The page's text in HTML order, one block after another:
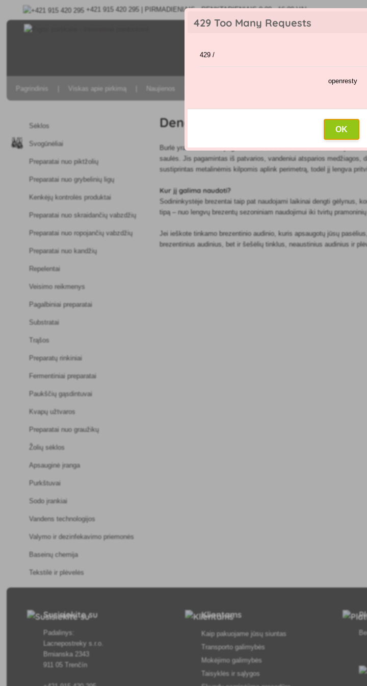
429 Too Many Requests
429 /
openresty
OK
+421 915 420 295 | PIRMADIENIAIS - PENKTADIENIAIS 9:00 - 16:00 VAL
Pagrindinis Viskas apie pirkimą Naujienos
Sėklos
Svogūnėliai
Preparatai nuo piktžolių
Preparatai nuo grybelinių ligų
Kenkėjų kontrolės produktai
Preparatai nuo skraidančių vabzdžių
Preparatai nuo ropojančių vabzdžių
Preparatai nuo kandžių
Repelentai
Veisimo reikmenys
Pagalbiniai preparatai
Substratai
Trąšos
Preparatų rinkiniai
Fermentiniai preparatai
Paukščių gąsdintuvai
Kvapų užtvaros
Preparatai nuo graužikų
Žolių sėklos
Apsauginė įranga
Purkštuvai
Sodo įrankiai
Vandens technologijos
Valymo ir dezinfekavimo priemonės
Baseinų chemija
Tekstilė ir plėvelės
Dengiamasis lapas
Burlė yra universalus pagalbininkas sode ir namuose. Ji naudojama
saulės. Jis pagamintas iš patvarios, vandeniui atsparios
sustiprintas metalinėmis kilpomis aplink perimetrą, todėl jį lengva
Kur jį galima naudoti?
Sodininkystėje brezentai taip pat naudojami laikinai dengti gėlynus,
tipą – nuo lengvų brezentų sezoniniam naudojimui iki tvirtų
Jei ieškote tinkamo brezentinio audinio, kuris apsaugotų jūsų
brezentinius audinius, bet ir šešėlių tinklus, neaustinius audinius ir
Susisiekite su
Padalinys:
Lacnepostreky s.r.o.
Brnianska 2343
911 05 Trenčín
Klientams
Kaip pakuojame jūsų siuntas
Transporto galimybės
Mokėjimo galimybės
Taisyklės ir sąlygos